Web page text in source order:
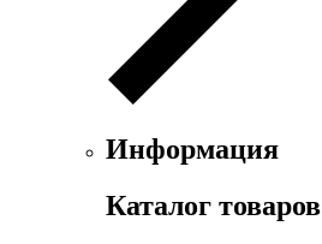
Информация
Каталог товаров